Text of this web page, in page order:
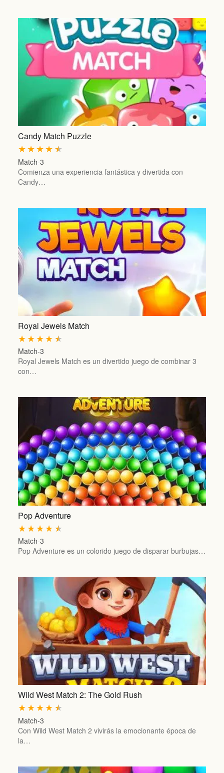
Candy Match Puzzle
★
★
★
★
★
Match-3
Comienza una experiencia fantástica y divertida con
Candy…
Royal Jewels Match
★
★
★
★
★
Match-3
Royal Jewels Match es un divertido juego de combinar 3
con…
Pop Adventure
★
★
★
★
★
Match-3
Pop Adventure es un colorido juego de disparar burbujas…
Wild West Match 2: The Gold Rush
★
★
★
★
★
Match-3
Con Wild West Match 2 vivirás la emocionante época de
la…